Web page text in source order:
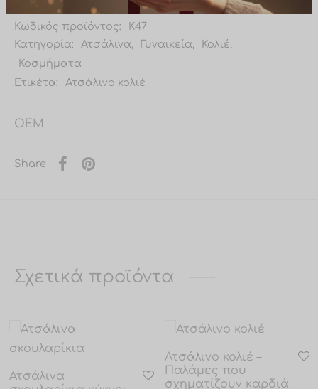
Κωδικός προϊόντος:
Κ47
Κατηγορία:
Ατσάλινα, Γυναικεία, Κολιέ,
Κοσμήματα
Ετικέτα:
Ατσάλινο κολιέ
OEM
Share
Σχετικά προϊόντα
Ατσάλινα
Ατσάλινο κολιέ –
Παλάμες που
σχηματίζουν καρδιά